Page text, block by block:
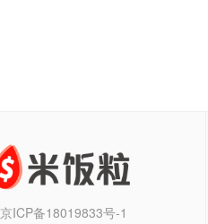
京ICP备18019833号-1